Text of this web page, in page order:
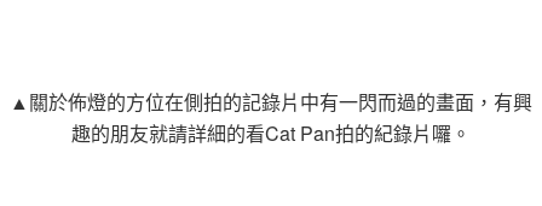
▲關於佈燈的方位在側拍的記錄片中有一閃而過的畫面，有興
趣的朋友就請詳細的看Cat Pan拍的紀錄片囉。